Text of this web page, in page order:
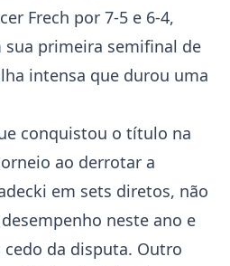
Frech por 7-5 e 6-4,
primeira semifinal de
intensa que durou uma
conquistou o título na
ao derrotar a
em sets diretos, não
neste ano e
da disputa. Outro